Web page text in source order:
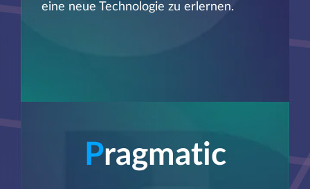
eine neue Technologie zu erlernen.
Pragmatic